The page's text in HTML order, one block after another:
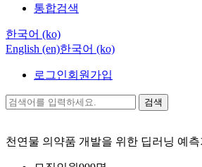
통합검색
한국어 ‎(ko)‎
English ‎(en)‎한국어 ‎(ko)‎
로그인회원가입
검색
천연물 의약품 개발을 위한 딥러닝 예